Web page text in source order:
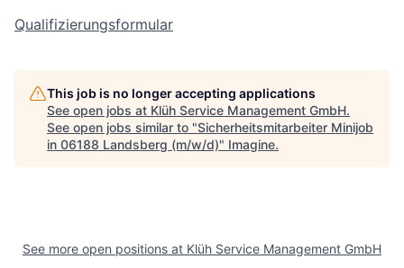
Qualifizierungsformular
This job is no longer accepting applications
See open jobs at Klüh Service Management GmbH.
See open jobs similar to "Sicherheitsmitarbeiter Minijob
in 06188 Landsberg (m/w/d)" Imagine.
See more open positions at Klüh Service Management GmbH